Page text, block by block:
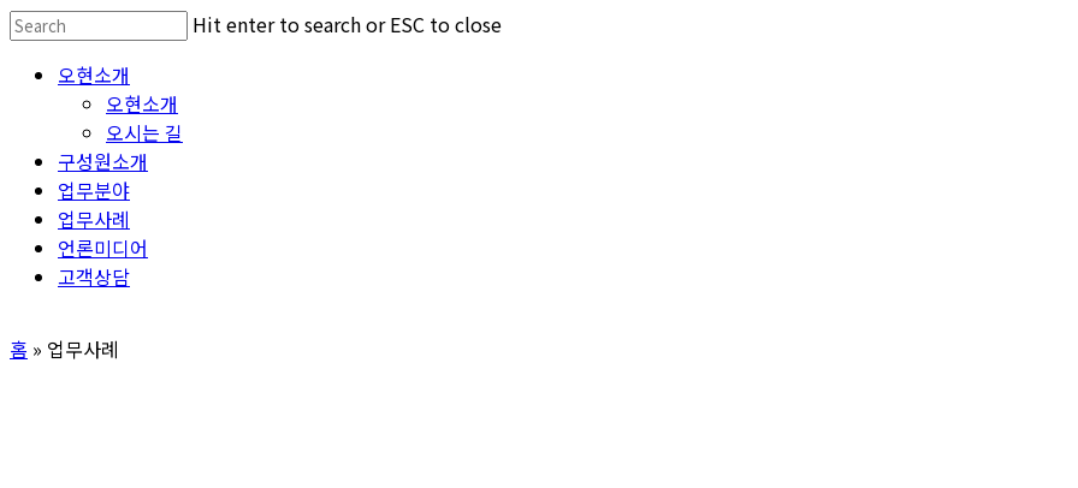
Skip
main
Hit enter to search or ESC to close
Search
Menu 오현소개
오현소개
오시는 길
구성원소개
업무분야
업무사례
언론미디어
고객상담
홈 » 업무사례